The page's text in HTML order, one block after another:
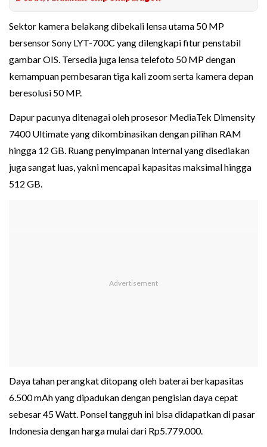
Sektor kamera belakang dibekali lensa utama 50 MP
bersensor Sony LYT-700C yang dilengkapi fitur penstabil
gambar OIS. Tersedia juga lensa telefoto 50 MP dengan
kemampuan pembesaran tiga kali zoom serta kamera depan
beresolusi 50 MP.
Dapur pacunya ditenagai oleh prosesor MediaTek Dimensity
7400 Ultimate yang dikombinasikan dengan pilihan RAM
hingga 12 GB. Ruang penyimpanan internal yang disediakan
juga sangat luas, yakni mencapai kapasitas maksimal hingga
512 GB.
Daya tahan perangkat ditopang oleh baterai berkapasitas
6.500 mAh yang dipadukan dengan pengisian daya cepat
sebesar 45 Watt. Ponsel tangguh ini bisa didapatkan di pasar
Indonesia dengan harga mulai dari Rp5.779.000.